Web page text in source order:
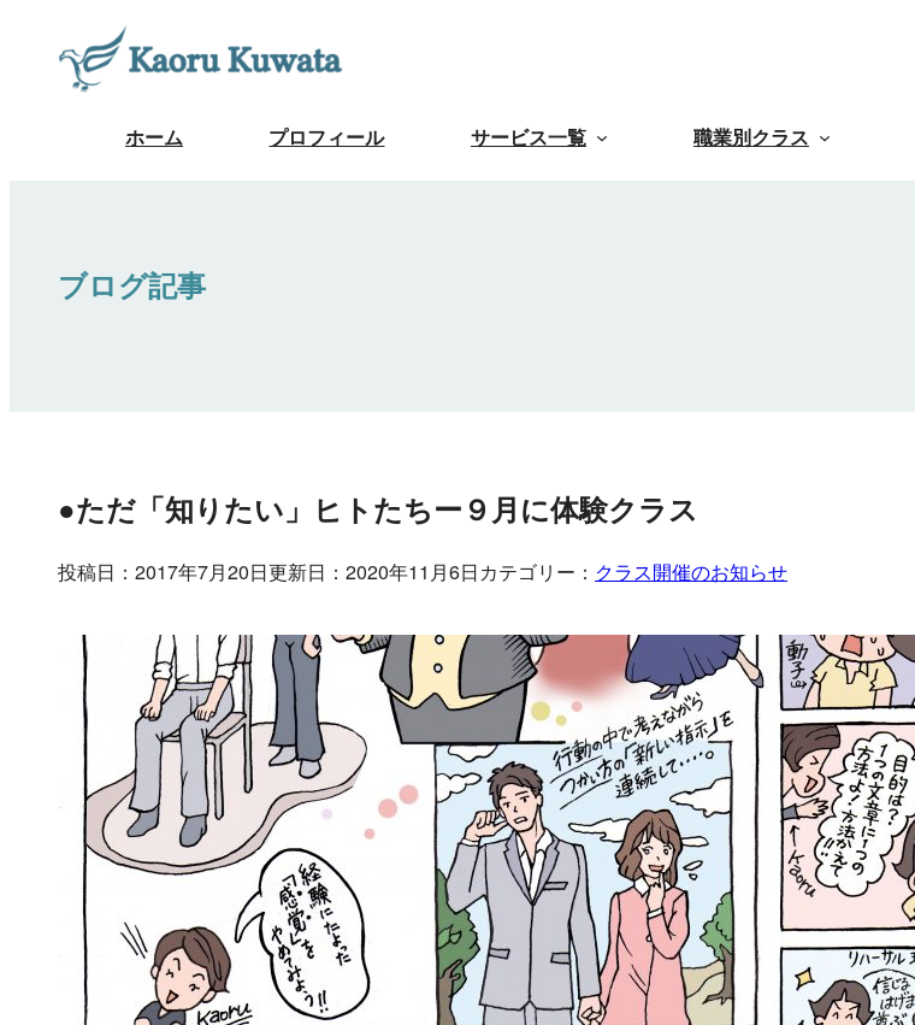
ホーム プロフィール サービス一覧 職業別クラス
ブログ記事
●ただ「知りたい」ヒトたちー９月に体験クラス
投稿日：2017年7月20日更新日：2020年11月6日カテゴリー： クラス開催のお知らせ